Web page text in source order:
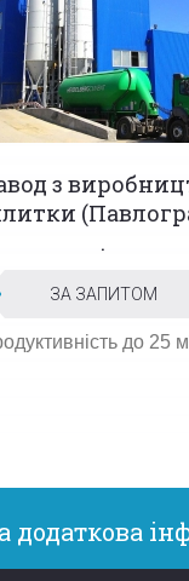
з
.
ЗА ЗАПИТОМ
до 25
додаткова